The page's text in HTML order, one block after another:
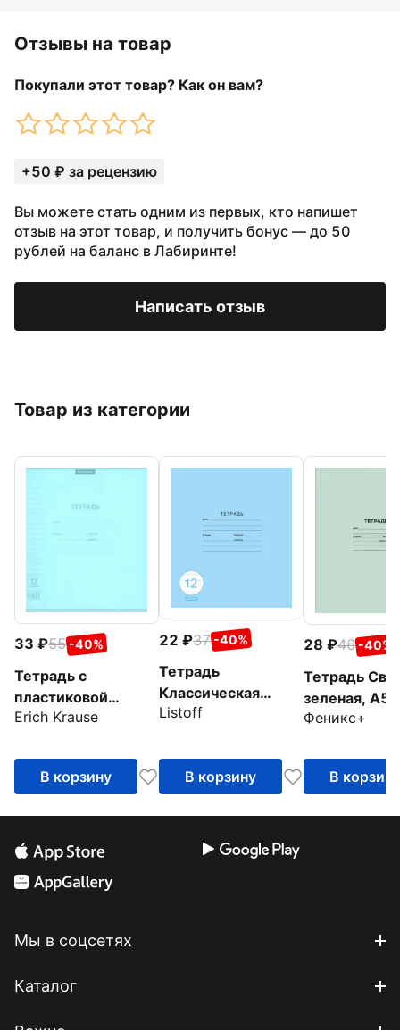
Отзывы на товар
Покупали этот товар? Как он вам?
+50 ₽ за рецензию
Вы можете стать одним из первых, кто напишет
отзыв на этот товар, и получить бонус — до 50
рублей на баланс в Лабиринте!
Написать отзыв
Товар из категории
33 55 -40%
Тетрадь с
пластиковой
обложкой
Pastel, 12 листов,
А5+, линия, мятный
Erich Krause
В корзину
22 37 -40%
Тетрадь
Классическая
синяя, 12 листов,
Listoff
В корзину
28 46 -40%
Тетрадь
зеленая,
листов,
Феникс+
В корзину
Мы в соцсетях
Каталог